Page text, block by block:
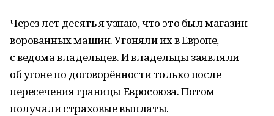
Через лет десять я узнаю, что это был магазин
ворованных машин. Угоняли их в Европе,
с ведома владельцев. И владельцы заявляли
об угоне по договорённости только после
пересечения границы Евросоюза. Потом
получали страховые выплаты.